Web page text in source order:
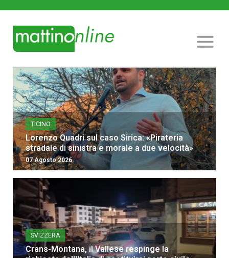
TICINO
Lorenzo Quadri sul caso Sirica: «Pirateria
stradale di sinistra e morale a due velocità»
07 Agosto 2026
SVIZZERA
Crans-Montana, il Vallese respinge la